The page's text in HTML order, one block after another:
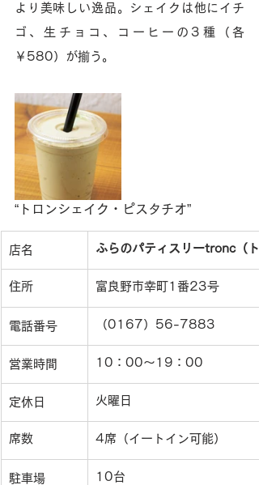
より美味しい逸品。シェイクは他にイチ
ゴ、生チョコ、コーヒーの3種（各
￥580）が揃う。
“トロンシェイク・ピスタチオ”
店名 ふらのパティスリーtronc（ト
住所 富良野市幸町1番23号
電話番号 （0167）56-7883
営業時間 10：00〜19：00
定休日 火曜日
席数 4席（イートイン可能）
駐車場 10台